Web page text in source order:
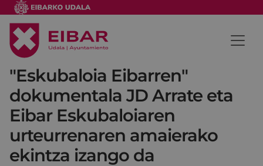
"Eskubaloia Eibarren"
dokumentala JD Arrate eta
Eibar Eskubaloiaren
urteurrenaren amaierako
ekintza izango da